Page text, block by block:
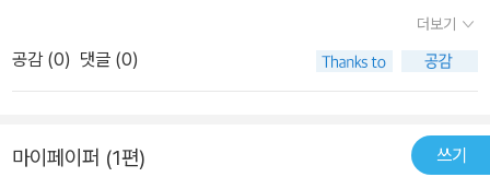
금 실수하면 어때. 오늘은 즐거운 날이니까라고 생각하는 30년 후의
링링만 보더라도..아마 내 아이도 학교 생활을 몇년 해야 조금은 무던
어릴때 발표시간은 이랬지 하는 생각에 절로 웃음이 나는 책이였답니
다.우리 아이에게 발표란 것은 어떤 것이며 어떻게 생각하기에 달렸
런 아이들이 읽으면 좋을 책이예요. [ 찰리북 ]아주 무서운 날링링은
앞으로 일어날 엄청난일에 대한 두려움을 느끼고 있어요. 땅이 꺼질
지도 모르고,화산이 폭발할지도엄청난 재앙이 닥칠지도 모른다고 생
가다 발을 헛디디고숨이 컥컥 막히고, 머릿속은 하얘졌어요. 링링은
더보기
공감 (0) 댓글 (0)
마이페이퍼 (1편) 쓰기